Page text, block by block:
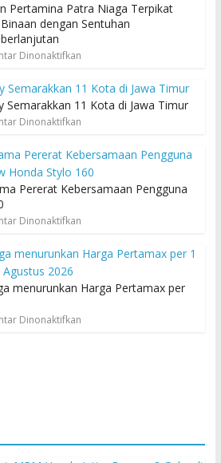
Pertamina Patra Niaga Terpikat
dengan Sentuhan
Dinonaktifkan
Semarakkan 11 Kota di Jawa Timur
Dinonaktifkan
Pererat Kebersamaan Pengguna
Dinonaktifkan
menurunkan Harga Pertamax per
Dinonaktifkan